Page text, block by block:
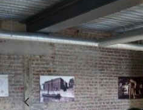
Contact
EN
NL
Recherche